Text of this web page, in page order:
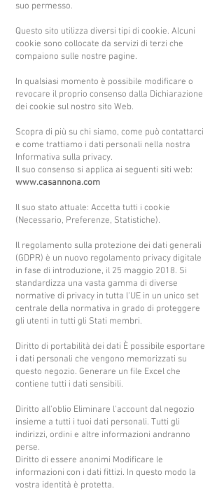
suo permesso.
Questo sito utilizza diversi tipi di cookie. Alcuni
cookie sono collocate da servizi di terzi che
compaiono sulle nostre pagine.
In qualsiasi momento è possibile modificare o
revocare il proprio consenso dalla Dichiarazione
dei cookie sul nostro sito Web.
Scopra di più su chi siamo, come può contattarci
e come trattiamo i dati personali nella nostra
Informativa sulla privacy.
Il suo consenso si applica ai seguenti siti web:
www.casannona.com
Il suo stato attuale: Accetta tutti i cookie
(Necessario, Preferenze, Statistiche).
Il regolamento sulla protezione dei dati generali
(GDPR) è un nuovo regolamento privacy digitale
in fase di introduzione, il 25 maggio 2018. Si
standardizza una vasta gamma di diverse
normative di privacy in tutta l'UE in un unico set
centrale della normativa in grado di proteggere
gli utenti in tutti gli Stati membri.
Diritto di portabilità dei dati È possibile esportare
i dati personali che vengono memorizzati su
questo negozio. Generare un file Excel che
contiene tutti i dati sensibili.
Diritto all'oblio Eliminare l'account dal negozio
insieme a tutti i tuoi dati personali. Tutti gli
indirizzi, ordini e altre informazioni andranno
perse.
Diritto di essere anonimi Modificare le
informazioni con i dati fittizi. In questo modo la
vostra identità è protetta.